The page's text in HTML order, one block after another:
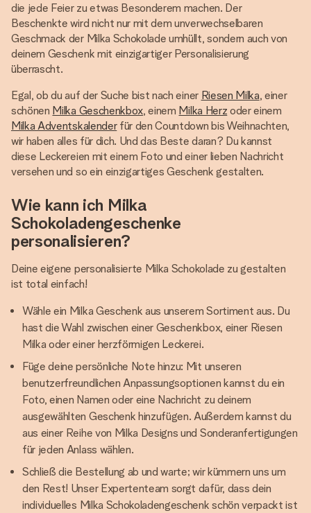
die jede Feier zu etwas Besonderem machen. Der
Beschenkte wird nicht nur mit dem unverwechselbaren
Geschmack der Milka Schokolade umhüllt, sondern auch von
deinem Geschenk mit einzigartiger Personalisierung
überrascht.
Egal, ob du auf der Suche bist nach einer Riesen Milka, einer
schönen Milka Geschenkbox, einem Milka Herz oder einem
Milka Adventskalenderfür den Countdown bis Weihnachten,
wir haben alles für dich. Und das Beste daran? Du kannst
diese Leckereien mit einem Foto und einer lieben Nachricht
versehen und so ein einzigartiges Geschenk gestalten.
Wie kann ich Milka
Schokoladengeschenke
personalisieren?
Deine eigene personalisierte Milka Schokolade zu gestalten
ist total einfach!
Wähle ein Milka Geschenk aus unserem Sortiment aus. Du
hast die Wahl zwischen einer Geschenkbox, einer Riesen
Milka oder einer herzförmigen Leckerei.
Füge deine persönliche Note hinzu: Mit unseren
benutzerfreundlichen Anpassungsoptionen kannst du ein
Foto, einen Namen oder eine Nachricht zu deinem
ausgewählten Geschenk hinzufügen. Außerdem kannst du
aus einer Reihe von Milka Designs und Sonderanfertigungen
für jeden Anlass wählen.
Schließ die Bestellung ab und warte; wir kümmern uns um
den Rest! Unser Expertenteam sorgt dafür, dass dein
individuelles Milka Schokoladengeschenk schön verpackt ist